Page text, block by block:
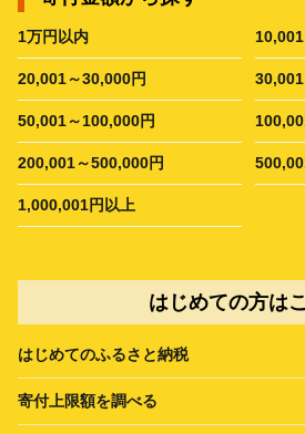
1万円以内
20,001～30,000円
50,001～100,000円
200,001～500,000円
1,000,001円以上
はじめての方は
はじめてのふるさと納税
寄付上限額を調べる